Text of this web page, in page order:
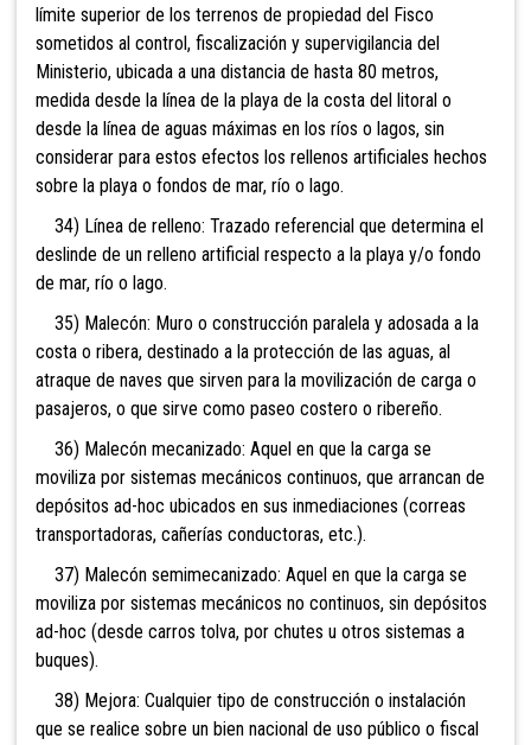
límite superior de los terrenos de propiedad del Fisco
sometidos al control, fiscalización y supervigilancia del
Ministerio, ubicada a una distancia de hasta 80 metros,
medida desde la línea de la playa de la costa del litoral o
desde la línea de aguas máximas en los ríos o lagos, sin
considerar para estos efectos los rellenos artificiales hechos
sobre la playa o fondos de mar, río o lago.
34) Línea de relleno: Trazado referencial que determina el
deslinde de un relleno artificial respecto a la playa y/o fondo
de mar, río o lago.
35) Malecón: Muro o construcción paralela y adosada a la
costa o ribera, destinado a la protección de las aguas, al
atraque de naves que sirven para la movilización de carga o
pasajeros, o que sirve como paseo costero o ribereño.
36) Malecón mecanizado: Aquel en que la carga se
moviliza por sistemas mecánicos continuos, que arrancan de
depósitos ad-hoc ubicados en sus inmediaciones (correas
transportadoras, cañerías conductoras, etc.).
37) Malecón semimecanizado: Aquel en que la carga se
moviliza por sistemas mecánicos no continuos, sin depósitos
ad-hoc (desde carros tolva, por chutes u otros sistemas a
buques).
38) Mejora: Cualquier tipo de construcción o instalación
que se realice sobre un bien nacional de uso público o fiscal